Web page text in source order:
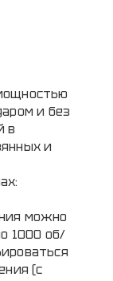
и без
в
и
можно
1000 об/
(с